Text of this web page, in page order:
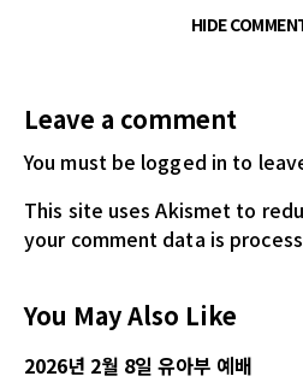
HIDE
Leave a comment
You must be logged in to
This site uses Akismet to
your comment data is
You May Also Like
2026년 2월 8일 유아부 예배